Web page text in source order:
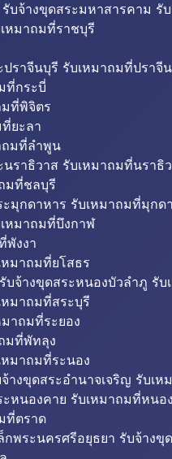
บจ้างขุดสระมหาสารคาม รั
หมาถมที่ราชบุรี
ราจีนบุรี รับเหมาถมที่ปราจี
ที่กระบี่
มที่พิจิตร
ยะลา
ถมที่ลำพูน
ราธิวาส รับเหมาถมที่นราธิ
มที่ชลบุรี
มุกดาหาร รับเหมาถมที่มุกด
หมาถมที่บึงกาฬ
พังงา
หมาถมที่ยโสธร
จ้างขุดสระหนองบัวลำภู รั
หมาถมที่สระบุรี
าถมที่ระยอง
มที่พัทลุง
หมาถมที่ระนอง
างขุดสระอำนาจเจริญ รับเ
หนองคาย รับเหมาถมที่หนอ
ที่ตราด
พระนครศรีอยุธยา รับจ้าง